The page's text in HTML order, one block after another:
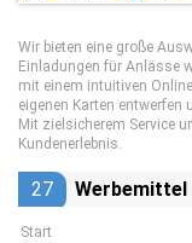
Wir bieten eine große
Einladungen für Anlässe
mit einem intuitiven
eigenen Karten entwerfen
Mit zielsicherem Service
Kundenerlebnis.
27 Werbemittel
Start